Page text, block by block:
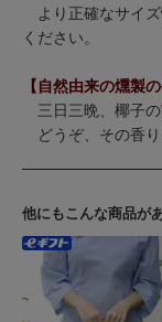
より正確なサイズ
ください。
【自然由来の燻製の
三日三晩、椰子の
どうぞ、その香り
他にもこんな商品が